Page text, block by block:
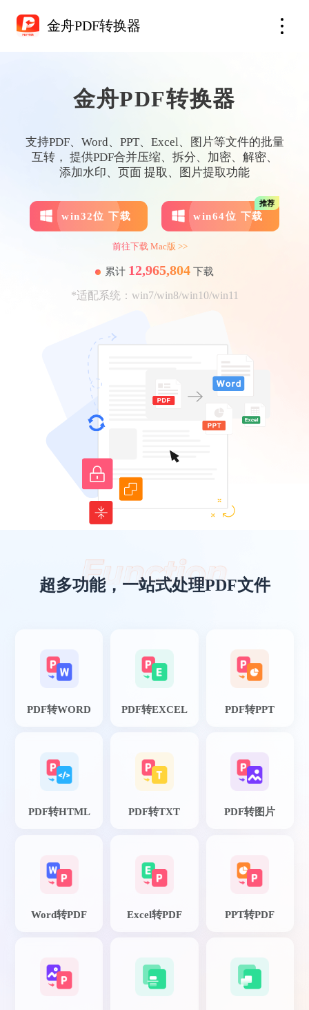
金舟PDF转换器
金舟PDF转换器
支持PDF、Word、PPT、Excel、图片等文件的批量
互转， 提供PDF合并压缩、拆分、加密、解密、
添加水印、页面 提取、图片提取功能
win32位 下载 win64位 下载
推荐
前往下载 Mac版 >>
累计 12,965,804 下载
*适配系统：win7/win8/win10/win11
超多功能，一站式处理PDF文件
PDF转WORD PDF转EXCEL PDF转PPT
PDF转HTML PDF转TXT PDF转图片
Word转PDF Excel转PDF PPT转PDF